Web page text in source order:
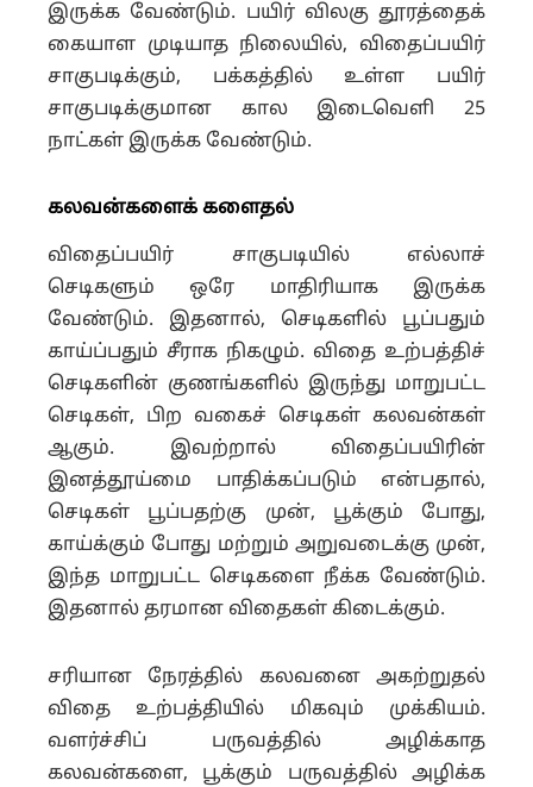
இருக்க வேண்டும். பயிர் விலகு தூரத்தைக்
கையாள முடியாத நிலையில், விதைப்பயிர்
சாகுபடிக்கும், பக்கத்தில் உள்ள பயிர்
சாகுபடிக்குமான கால இடைவெளி 25
நாட்கள் இருக்க வேண்டும்.
கலவன்களைக் களைதல்
விதைப்பயிர் சாகுபடியில் எல்லாச்
செடிகளும் ஒரே மாதிரியாக இருக்க
வேண்டும். இதனால், செடிகளில் பூப்பதும்
காய்ப்பதும் சீராக நிகழும். விதை உற்பத்திச்
செடிகளின் குணங்களில் இருந்து மாறுபட்ட
செடிகள், பிற வகைச் செடிகள் கலவன்கள்
ஆகும். இவற்றால் விதைப்பயிரின்
இனத்தூய்மை பாதிக்கப்படும் என்பதால்,
செடிகள் பூப்பதற்கு முன், பூக்கும் போது,
காய்க்கும் போது மற்றும் அறுவடைக்கு முன்,
இந்த மாறுபட்ட செடிகளை நீக்க வேண்டும்.
இதனால் தரமான விதைகள் கிடைக்கும்.
சரியான நேரத்தில் கலவனை அகற்றுதல்
விதை உற்பத்தியில் மிகவும் முக்கியம்.
வளர்ச்சிப் பருவத்தில் அழிக்காத
கலவன்களை, பூக்கும் பருவத்தில் அழிக்க